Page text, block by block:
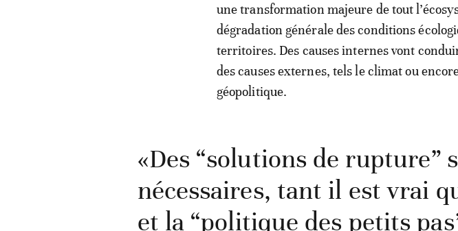
une transformation majeure de tout
dégradation générale des conditions
territoires. Des causes internes vont
des causes externes, tels le climat ou
géopolitique.
«Des “solutions de rupture”
nécessaires, tant il est vrai
et la “politique des petits